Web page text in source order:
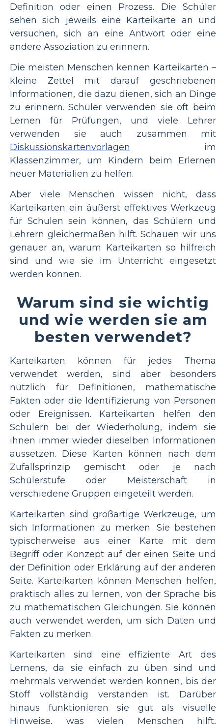
Definition oder einen Prozess. Die Schüler
sehen sich jeweils eine Karteikarte an und
versuchen, sich an eine Antwort oder eine
andere Assoziation zu erinnern.
Die meisten Menschen kennen Karteikarten –
kleine Zettel mit darauf geschriebenen
Informationen, die dazu dienen, sich an Dinge
zu erinnern. Schüler verwenden sie oft beim
Lernen für Prüfungen, und viele Lehrer
verwenden sie auch zusammen mit
Diskussionskartenvorlagen im
Klassenzimmer, um Kindern beim Erlernen
neuer Materialien zu helfen.
Aber viele Menschen wissen nicht, dass
Karteikarten ein äußerst effektives Werkzeug
für Schulen sein können, das Schülern und
Lehrern gleichermaßen hilft. Schauen wir uns
genauer an, warum Karteikarten so hilfreich
sind und wie sie im Unterricht eingesetzt
werden können.
Warum sind sie wichtig
und wie werden sie am
besten verwendet?
Karteikarten können für jedes Thema
verwendet werden, sind aber besonders
nützlich für Definitionen, mathematische
Fakten oder die Identifizierung von Personen
oder Ereignissen. Karteikarten helfen den
Schülern bei der Wiederholung, indem sie
ihnen immer wieder dieselben Informationen
aussetzen. Diese Karten können nach dem
Zufallsprinzip gemischt oder je nach
Schülerstufe oder Meisterschaft in
verschiedene Gruppen eingeteilt werden.
Karteikarten sind großartige Werkzeuge, um
sich Informationen zu merken. Sie bestehen
typischerweise aus einer Karte mit dem
Begriff oder Konzept auf der einen Seite und
der Definition oder Erklärung auf der anderen
Seite. Karteikarten können Menschen helfen,
praktisch alles zu lernen, von der Sprache bis
zu mathematischen Gleichungen. Sie können
auch verwendet werden, um sich Daten und
Fakten zu merken.
Karteikarten sind eine effiziente Art des
Lernens, da sie einfach zu üben sind und
mehrmals verwendet werden können, bis der
Stoff vollständig verstanden ist. Darüber
hinaus funktionieren sie gut als visuelle
Hinweise, was vielen Menschen hilft,